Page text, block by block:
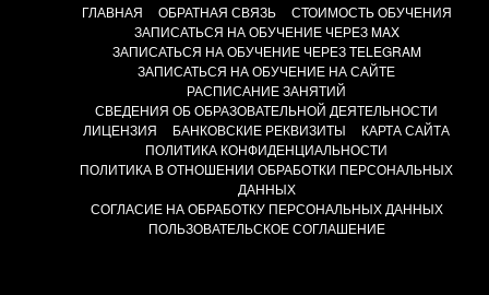
ГЛАВНАЯ ОБРАТНАЯ СВЯЗЬ
СТОИМОСТЬ ОБУЧЕНИЯ
ЗАПИСАТЬСЯ НА ОБУЧЕНИЕ ЧЕРЕЗ MAX
ЗАПИСАТЬСЯ НА ОБУЧЕНИЕ ЧЕРЕЗ TELEGRAM
ЗАПИСАТЬСЯ НА ОБУЧЕНИЕ НА САЙТЕ
РАСПИСАНИЕ ЗАНЯТИЙ
СВЕДЕНИЯ ОБ ОБРАЗОВАТЕЛЬНОЙ ДЕЯТЕЛЬНОСТИ
ЛИЦЕНЗИЯ
БАНКОВСКИЕ РЕКВИЗИТЫ
КАРТА САЙТА
ПОЛИТИКА КОНФИДЕНЦИАЛЬНОСТИ
ПОЛИТИКА В ОТНОШЕНИИ ОБРАБОТКИ ПЕРСОНАЛЬНЫХ
ДАННЫХ
СОГЛАСИЕ НА ОБРАБОТКУ ПЕРСОНАЛЬНЫХ ДАННЫХ
ПОЛЬЗОВАТЕЛЬСКОЕ СОГЛАШЕНИЕ